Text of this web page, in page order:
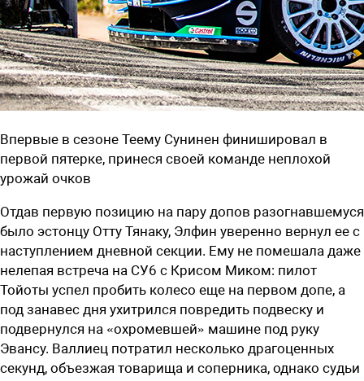
Впервые в сезоне Теему Сунинен финишировал в
первой пятерке, принеся своей команде неплохой
урожай очков
Отдав первую позицию на пару допов разогнавшемуся
было эстонцу Отту Тянаку, Элфин уверенно вернул ее с
наступлением дневной секции. Ему не помешала даже
нелепая встреча на СУ6 с Крисом Миком: пилот
Тойоты успел пробить колесо еще на первом допе, а
под занавес дня ухитрился повредить подвеску и
подвернулся на «охромевшей» машине под руку
Эвансу. Валлиец потратил несколько драгоценных
секунд, объезжая товарища и соперника, однако судьи